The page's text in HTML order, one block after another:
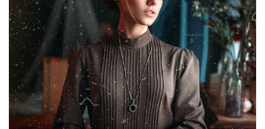
Entire Collection
(1783 Overlays)
Large 6000*4000px
Free download